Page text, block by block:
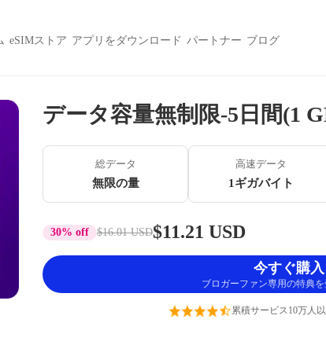
eSIMストア アプリをダウンロード パートナー ブログ
データ容量無制限-5日間(1
総データ
無限の量
高速データ
1ギガバイト
30% off $16.01 USD$11.21 USD
今すぐ購
ブロガーファン専用の特典
累積サービス10万人